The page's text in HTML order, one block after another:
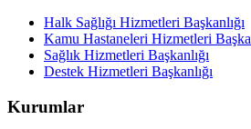
Halk Sağlığı Hizmetleri Başkanlığı
Kamu Hastaneleri Hizmetleri
Sağlık Hizmetleri Başkanlığı
Destek Hizmetleri Başkanlığı
Kurumlar